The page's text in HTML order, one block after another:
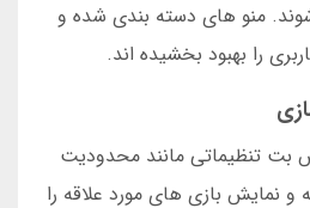
منو های دسته بندی شده و
را بهبود بخشیده اند.
بت تنظیماتی مانند محدودیت
و نمایش بازی های مورد علاقه را